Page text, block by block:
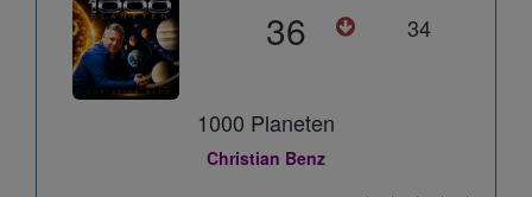
36 34
1000 Planeten
Christian Benz